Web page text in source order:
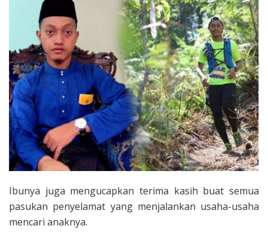
Ibunya juga mengucapkan terima kasih buat semua
pasukan penyelamat yang menjalankan usaha-usaha
mencari anaknya.